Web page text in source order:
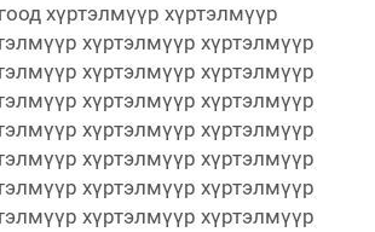
хүртэлмүүр хүртэлмүүр
хүртэлмүүр хүртэлмүүр
хүртэлмүүр хүртэлмүүр
хүртэлмүүр хүртэлмүүр
хүртэлмүүр хүртэлмүүр
хүртэлмүүр хүртэлмүүр
хүртэлмүүр хүртэлмүүр
хүртэлмүүр хүртэлмүүр